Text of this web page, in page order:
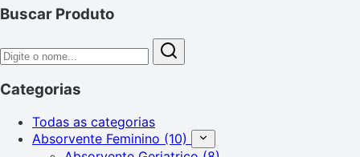
Buscar Produto
Categorias
Todas as categorias
Absorvente Feminino (10)